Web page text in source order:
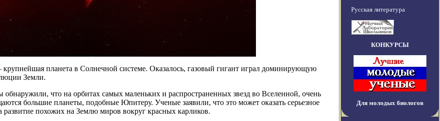
планета в Солнечной системе. Оказалось, газовый гигант играл доминирующую
Земли.
обнаружили, что на орбитах самых маленьких и распространенных звезд во Вселенной, очень
большие планеты, подобные Юпитеру. Ученые заявили, что это может оказать серьезное
развитие похожих на Землю миров вокруг красных карликов.
Русская литература
КОНКУРСЫ
Для молодых биологов